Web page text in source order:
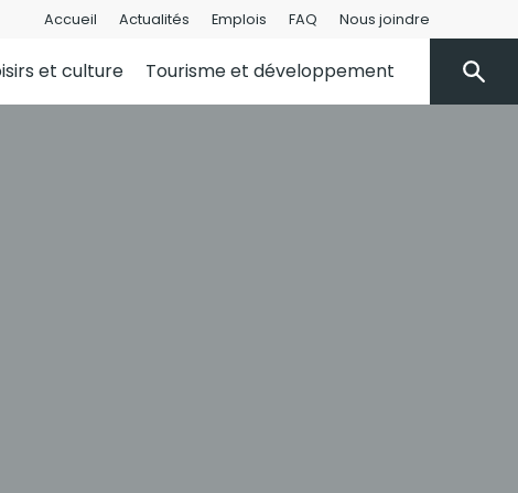
Accueil Actualités Emplois FAQ Nous joindre
et culture Tourisme et développement